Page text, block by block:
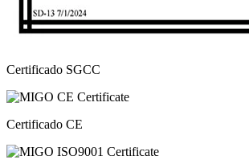
Certificado SGCC
Certificado CE